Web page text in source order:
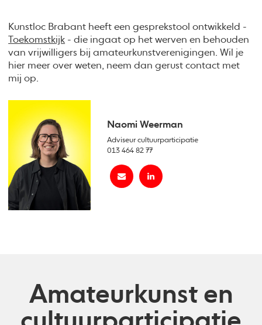
Kunstloc Brabant heeft een gesprekstool ontwikkeld -
Toekomstkijk - die ingaat op het werven en behouden
van vrijwilligers bij amateurkunstverenigingen. Wil je
hier meer over weten, neem dan gerust contact met
mij op.
Naomi Weerman
Adviseur cultuurparticipatie
013 464 82 77
Amateurkunst en